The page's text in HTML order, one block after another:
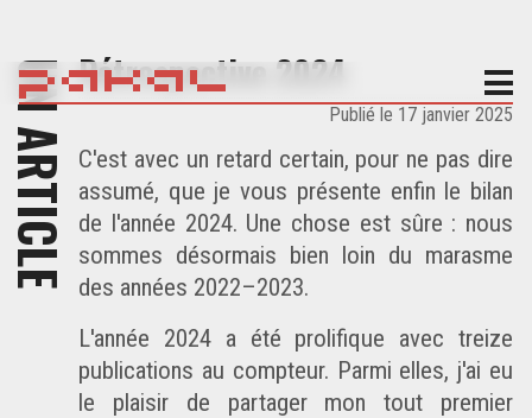
UN ARTICLERétrospective 2024
Publié le 17 janvier 2025
C'est avec un retard certain, pour ne pas dire
assumé, que je vous présente enfin le bilan
de l'année 2024. Une chose est sûre : nous
sommes désormais bien loin du marasme
des années 2022–2023.
L'année 2024 a été prolifique avec treize
publications au compteur. Parmi elles, j'ai eu
le plaisir de partager mon tout premier